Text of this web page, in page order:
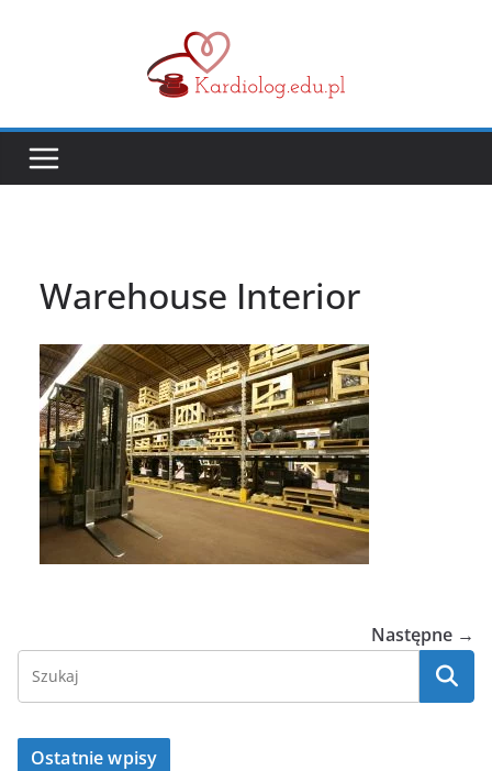
Warehouse Interior
Następne →
Ostatnie wpisy